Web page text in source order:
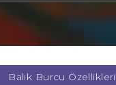
Balık Burcu Özellikleri